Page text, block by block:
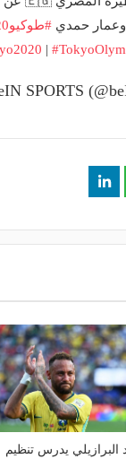
وعمار حمدي #طوكيو2020
|
البرازيلي يدرس تنظيم
علي بن